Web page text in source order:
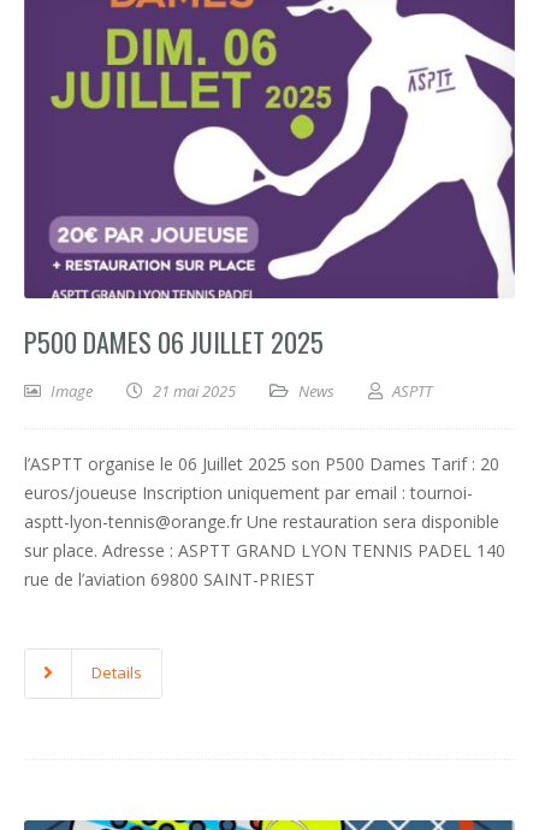
P500 DAMES 06 JUILLET 2025
Image 21 mai 2025 News ASPTT
l’ASPTT organise le 06 Juillet 2025 son P500 Dames Tarif : 20
euros/joueuse Inscription uniquement par email : tournoi-
asptt-lyon-tennis@orange.fr Une restauration sera disponible
sur place. Adresse : ASPTT GRAND LYON TENNIS PADEL 140
rue de l’aviation 69800 SAINT-PRIEST
Details